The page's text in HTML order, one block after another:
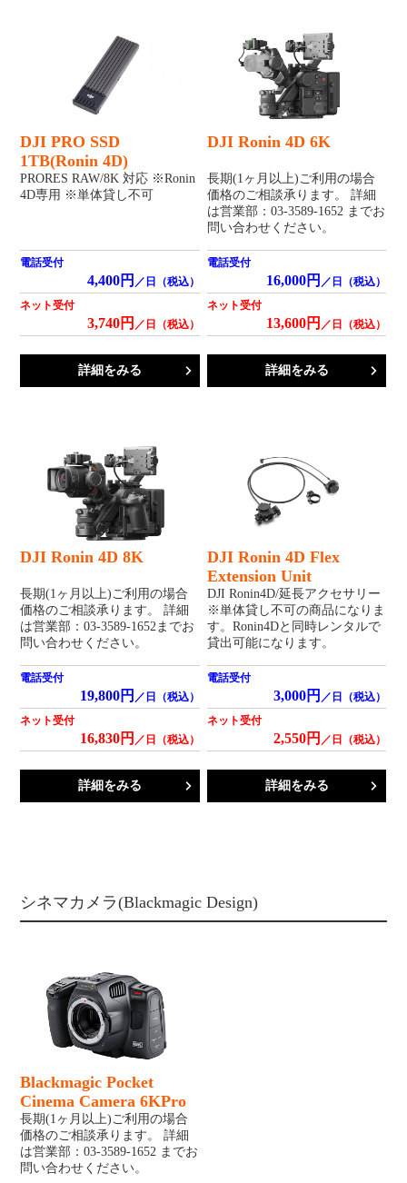
DJI PRO SSD
1TB(Ronin 4D)
PRORES RAW/8K 対応 ※Ronin
4D専用 ※単体貸し不可
電話受付
4,400円 ／日（税込）
ネット受付
3,740円 ／日（税込）
詳細をみる
DJI Ronin 4D 6K
長期(1ヶ月以上)ご利用の場合
価格のご相談承ります。 詳細
は営業部：03-3589-1652 までお
問い合わせください。
電話受付
16,000円 ／日（税込）
ネット受付
13,600円 ／日（税込）
詳細をみる
DJI Ronin 4D 8K
長期(1ヶ月以上)ご利用の場合
価格のご相談承ります。 詳細
は営業部：03-3589-1652までお
問い合わせください。
電話受付
19,800円 ／日（税込）
ネット受付
16,830円 ／日（税込）
詳細をみる
DJI Ronin 4D Flex
Extension Unit
DJI Ronin4D/延長アクセサリー
※単体貸し不可の商品になりま
す。Ronin4Dと同時レンタルで
貸出可能になります。
電話受付
3,000円 ／日（税込）
ネット受付
2,550円 ／日（税込）
詳細をみる
シネマカメラ(Blackmagic Design)
Blackmagic Pocket
Cinema Camera 6KPro
長期(1ヶ月以上)ご利用の場合
価格のご相談承ります。 詳細
は営業部：03-3589-1652 までお
問い合わせください。